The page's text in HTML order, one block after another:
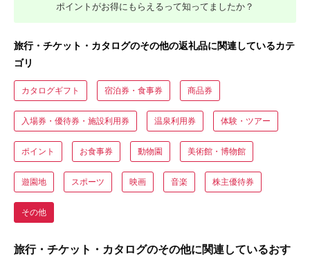
ポイントがお得にもらえるって知ってましたか？
旅行・チケット・カタログのその他の返礼品に関連しているカテ
ゴリ
カタログギフト 宿泊券・食事券 商品券
入場券・優待券・施設利用券 温泉利用券 体験・ツアー
ポイント お食事券 動物園 美術館・博物館
遊園地 スポーツ 映画 音楽 株主優待券
その他
旅行・チケット・カタログのその他に関連しているおす